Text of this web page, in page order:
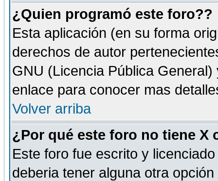
¿Quien programó este foro??
Esta aplicación (en su forma
derechos de autor
GNU (Licencia Pública
enlace para conocer mas
Volver arriba
¿Por qué este foro no tiene X
Este foro fue escrito y
deberia tener alguna otra